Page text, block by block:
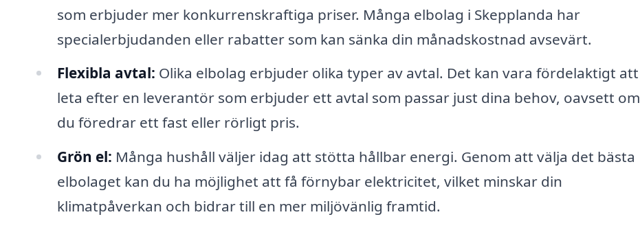
som erbjuder mer konkurrenskraftiga priser. Många elbolag i Skepplanda har
specialerbjudanden eller rabatter som kan sänka din månadskostnad avsevärt.
Flexibla avtal: Olika elbolag erbjuder olika typer av avtal. Det kan vara fördelaktigt att
leta efter en leverantör som erbjuder ett avtal som passar just dina behov, oavsett om
du föredrar ett fast eller rörligt pris.
Grön el: Många hushåll väljer idag att stötta hållbar energi. Genom att välja det bästa
elbolaget kan du ha möjlighet att få förnybar elektricitet, vilket minskar din
klimatpåverkan och bidrar till en mer miljövänlig framtid.